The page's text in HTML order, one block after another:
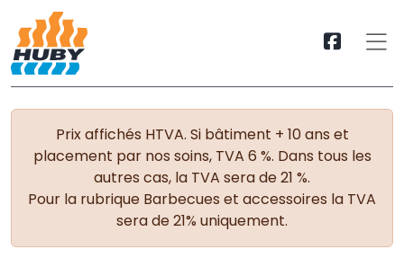
Prix affichés HTVA. Si bâtiment + 10 ans et
placement par nos soins, TVA 6 %. Dans tous les
autres cas, la TVA sera de 21 %.
Pour la rubrique Barbecues et accessoires la TVA
sera de 21% uniquement.